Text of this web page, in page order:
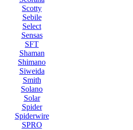
Scotty
Sebile
Select
Sensas
SFT
Shaman
Shimano
Siweida
Smith
Solano
Solar
Spider
Spiderwire
SPRO